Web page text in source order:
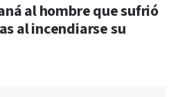
al hombre que sufrió
al incendiarse su